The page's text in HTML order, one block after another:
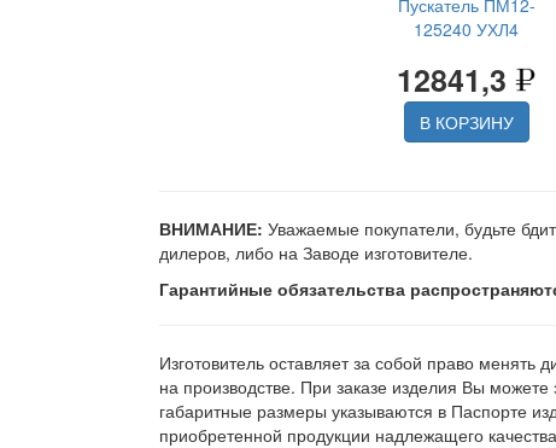
Пускатель ПМ12-
125240 УХЛ4
12841,3
В КОРЗИНУ
ВНИМАНИЕ: Уважаемые покупатели, будьте
дилеров, либо на Заводе изготовителе.
Гарантийные обязательства
Изготовитель оставляет за собой право менять
на производстве. При заказе изделия Вы
габаритные размеры указываются в Паспорте
приобретенной продукции надлежащего